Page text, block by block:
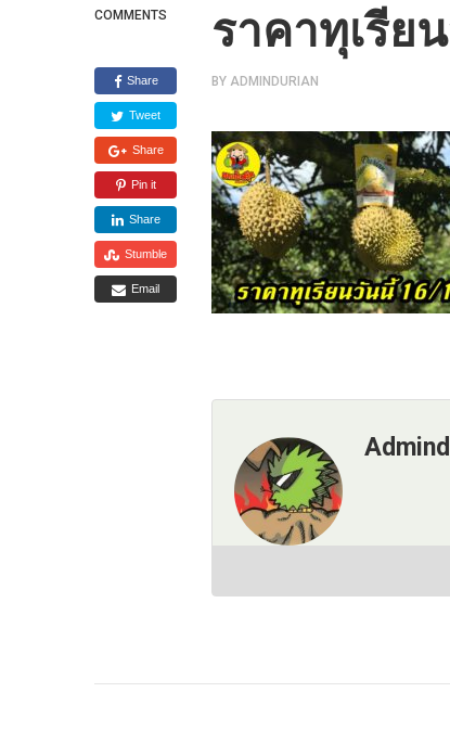
COMMENTS
Share
Tweet
Share
Pin it
Share
Stumble
Email
ราคาทุเรีย
BY ADMINDURIAN